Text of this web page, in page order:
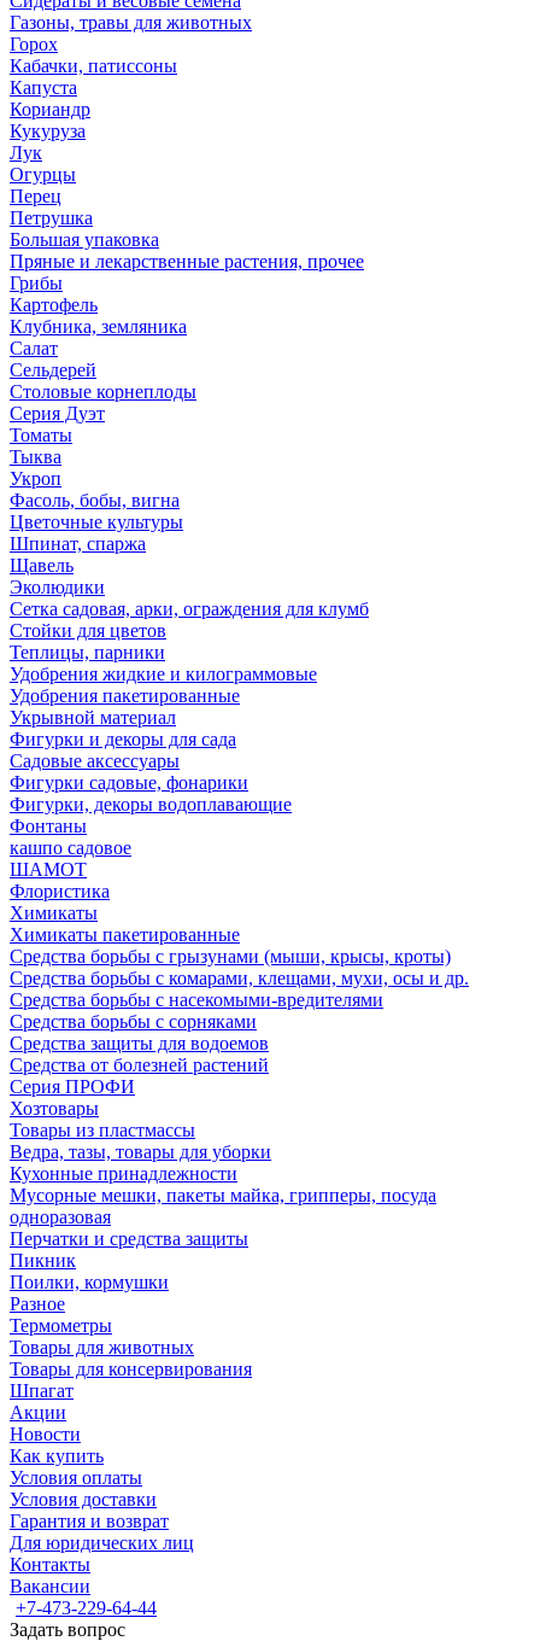
Газоны, травы для животных
Горох
Кабачки, патиссоны
Капуста
Кориандр
Кукуруза
Лук
Огурцы
Перец
Петрушка
Большая упаковка
Пряные и лекарственные растения, прочее
Грибы
Картофель
Клубника, земляника
Салат
Сельдерей
Столовые корнеплоды
Серия Дуэт
Томаты
Тыква
Укроп
Фасоль, бобы, вигна
Цветочные культуры
Шпинат, спаржа
Щавель
Эколюдики
Сетка садовая, арки, ограждения для клумб
Стойки для цветов
Теплицы, парники
Удобрения жидкие и килограммовые
Удобрения пакетированные
Укрывной материал
Фигурки и декоры для сада
Садовые аксессуары
Фигурки садовые, фонарики
Фигурки, декоры водоплавающие
Фонтаны
кашпо садовое
ШАМОТ
Флористика
Химикаты
Химикаты пакетированные
Средства борьбы с грызунами (мыши, крысы, кроты)
Средства борьбы с комарами, клещами, мухи, осы и др.
Средства борьбы с насекомыми-вредителями
Средства борьбы с сорняками
Средства защиты для водоемов
Средства от болезней растений
Серия ПРОФИ
Хозтовары
Товары из пластмассы
Ведра, тазы, товары для уборки
Кухонные принадлежности
Мусорные мешки, пакеты майка, грипперы, посуда
одноразовая
Перчатки и средства защиты
Пикник
Поилки, кормушки
Разное
Термометры
Товары для животных
Товары для консервирования
Шпагат
Акции
Новости
Как купить
Условия оплаты
Условия доставки
Гарантия и возврат
Для юридических лиц
Контакты
Вакансии
+7-473-229-64-44
Задать вопрос